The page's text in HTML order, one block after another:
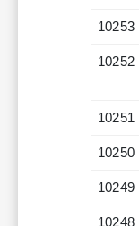
10253
10252
10251
10250
10249
10248